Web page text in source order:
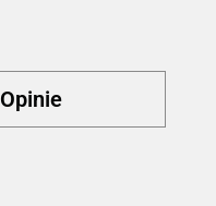
Opinie